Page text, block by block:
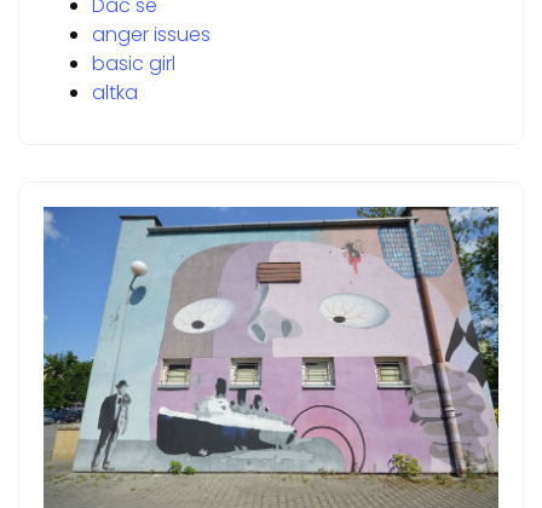
anger issues
basic girl
altka